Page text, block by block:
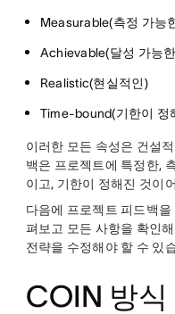
Measurable(측정 가능
Achievable(달성 가능
Realistic(현실적인)
Time-bound(기한이 정
이러한 모든 속성은 건설
백은 프로젝트에 특정한,
이고, 기한이 정해진 것이
다음에 프로젝트 피드백
펴보고 모든 사항을 확인
전략을 수정해야 할 수 있
COIN 방식